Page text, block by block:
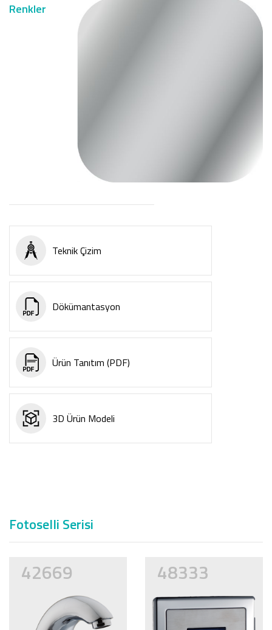
Renkler
Teknik Çizim
Dökümantasyon
Ürün Tanıtım (PDF)
3D Ürün Modeli
Fotoselli Serisi
42669 48333